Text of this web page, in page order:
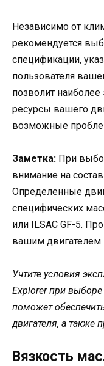
Независимо от
рекомендуется
спецификации,
пользователя
позволит
ресурсы вашего
возможные
Заметка: При
внимание на
Определенные
специфических
или ILSAC GF-5.
вашим двигателем
Учтите условия
Explorer при выборе
поможет
двигателя, а также
Вязкость